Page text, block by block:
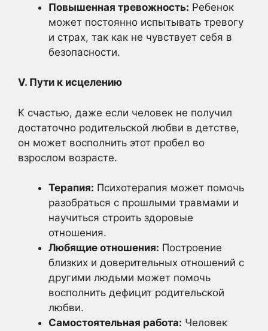
Повышенная тревожность: Ребенок
может постоянно испытывать тревогу
и страх, так как не чувствует себя в
безопасности.
V. Пути к исцелению
К счастью, даже если человек не получил
достаточно родительской любви в детстве,
он может восполнить этот пробел во
взрослом возрасте.
Терапия: Психотерапия может помочь
разобраться с прошлыми травмами и
научиться строить здоровые
отношения.
Любящие отношения: Построение
близких и доверительных отношений с
другими людьми может помочь
восполнить дефицит родительской
любви.
Самостоятельная работа: Человек